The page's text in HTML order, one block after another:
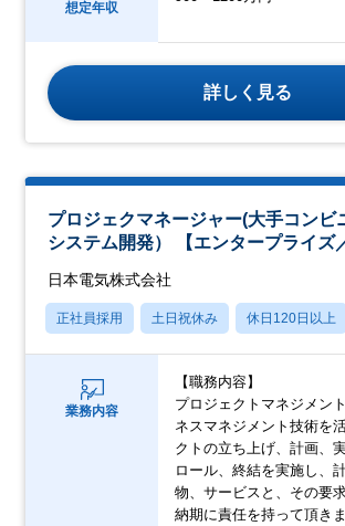
想定年収
詳しく見る
プロジェクマネージャー(大手コンビ
システム開発） 【エンタープライズ
日本電気株式会社
正社員採用 土日祝休み 休日120日以上
業務内容
【職務内容】
プロジェクトマネジメン
ネスマネジメント技術を
クトの立ち上げ、計画、
ロール、終結を実施し、
物、サービスと、その要
納期に責任を持って頂きま